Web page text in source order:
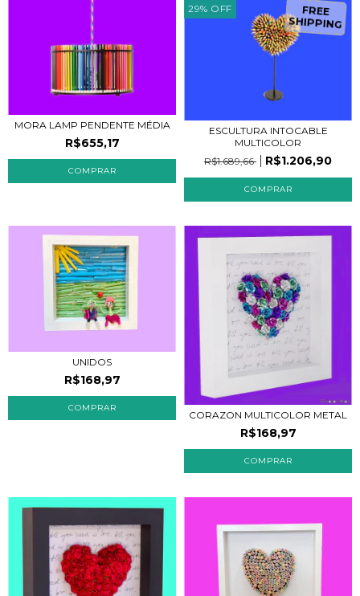
MORA LAMP PENDENTE MÉDIA
R$655,17
29% OFF F
R
E
E
S
H
IP
P
IN
G
ESCULTURA INTOCABLE
MULTICOLOR
R$1.689,66
R$1.206,90
UNIDOS
R$168,97
CORAZON MULTICOLOR METAL
R$168,97
COMPRAR